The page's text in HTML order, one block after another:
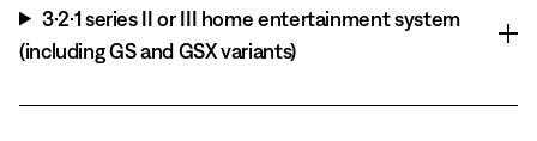
3·2·1 series II or III home entertainment system
(including GS and GSX variants)